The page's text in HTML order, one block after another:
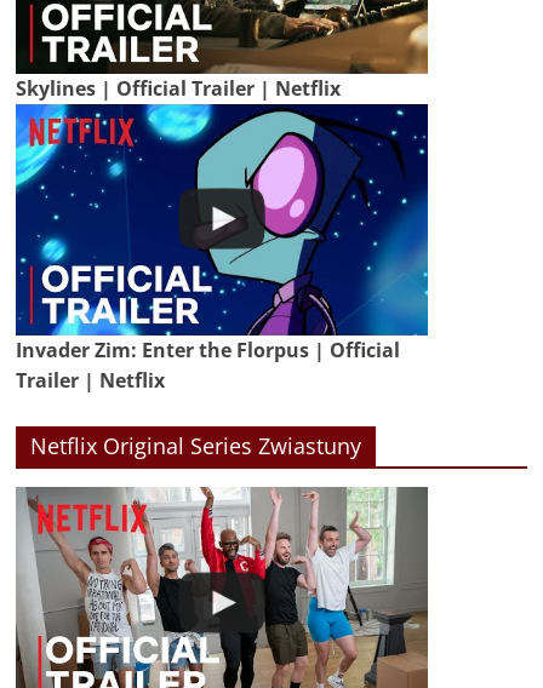
Skylines | Official Trailer | Netflix
Invader Zim: Enter the Florpus | Official
Trailer | Netflix
Netflix Original Series Zwiastuny